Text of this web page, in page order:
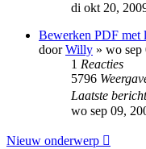
di okt 20,
Bewerken PDF met
doorWilly » wo sep
1 Reacties
5796
Laatste
wo sep 09,
Nieuw onderwerp